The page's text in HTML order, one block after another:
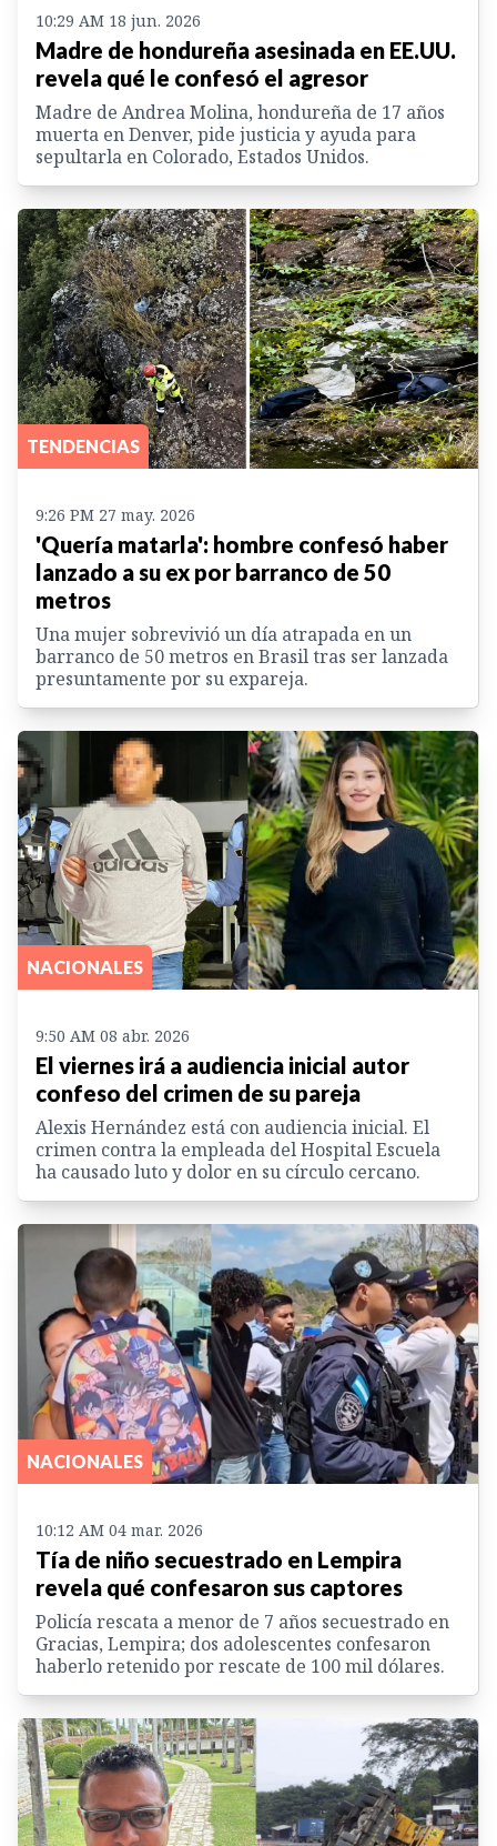
10:29 AM 18 jun. 2026
Madre de hondureña asesinada en EE.UU.
revela qué le confesó el agresor
Madre de Andrea Molina, hondureña de 17 años
muerta en Denver, pide justicia y ayuda para
sepultarla en Colorado, Estados Unidos.
TENDENCIAS
9:26 PM 27 may. 2026
'Quería matarla': hombre confesó haber
lanzado a su ex por barranco de 50
metros
Una mujer sobrevivió un día atrapada en un
barranco de 50 metros en Brasil tras ser lanzada
presuntamente por su expareja.
NACIONALES
9:50 AM 08 abr. 2026
El viernes irá a audiencia inicial autor
confeso del crimen de su pareja
Alexis Hernández está con audiencia inicial. El
crimen contra la empleada del Hospital Escuela
ha causado luto y dolor en su círculo cercano.
NACIONALES
10:12 AM 04 mar. 2026
Tía de niño secuestrado en Lempira
revela qué confesaron sus captores
Policía rescata a menor de 7 años secuestrado en
Gracias, Lempira; dos adolescentes confesaron
haberlo retenido por rescate de 100 mil dólares.